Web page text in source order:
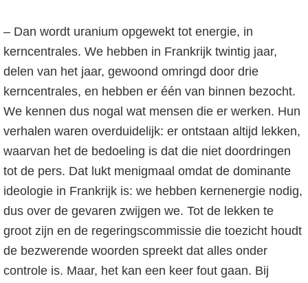
– Dan wordt uranium opgewekt tot energie, in
kerncentrales. We hebben in Frankrijk twintig jaar,
delen van het jaar, gewoond omringd door drie
kerncentrales, en hebben er één van binnen bezocht.
We kennen dus nogal wat mensen die er werken. Hun
verhalen waren overduidelijk: er ontstaan altijd lekken,
waarvan het de bedoeling is dat die niet doordringen
tot de pers. Dat lukt menigmaal omdat de dominante
ideologie in Frankrijk is: we hebben kernenergie nodig,
dus over de gevaren zwijgen we. Tot de lekken te
groot zijn en de regeringscommissie die toezicht houdt
de bezwerende woorden spreekt dat alles onder
controle is. Maar, het kan een keer fout gaan. Bij